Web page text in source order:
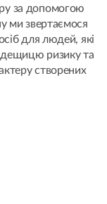
за допомогою
ми звертаємося
для людей, які
дещицю ризику та
створених